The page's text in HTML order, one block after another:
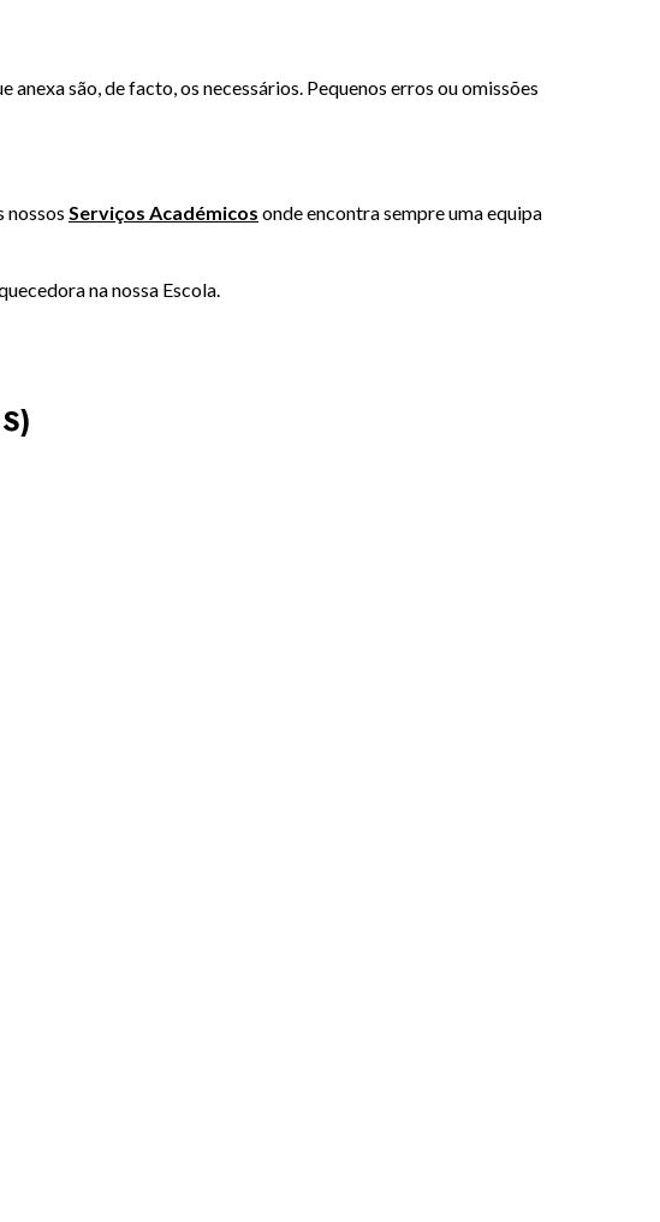
são, de facto, os necessários. Pequenos erros ou omissões
nossos Serviços Académicos onde encontra sempre uma equipa
na nossa Escola.